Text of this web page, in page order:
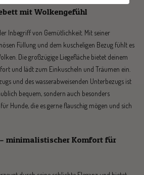
mit Wolkengefühl
Inbegriff von Gemütlichkeit. Mit seiner
Füllung und dem kuscheligen Bezug fühlt es
Die großzügige Liegefläche bietet deinem
und lädt zum Einkuscheln und Träumen ein.
und des wasserabweisenden Unterbezugs ist
bequem, sondern auch besonders
Hunde, die es gerne flauschig mögen und sich
– minimalistischer Komfort für